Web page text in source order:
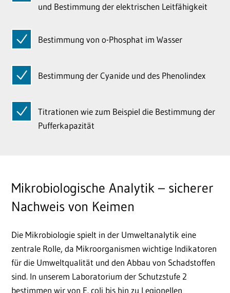
und Bestimmung der elektrischen Leitfähigkeit
Bestimmung von o-Phosphat im Wasser
Bestimmung der Cyanide und des Phenolindex
Titrationen wie zum Beispiel die Bestimmung der
Pufferkapazität
Mikrobiologische Analytik – sicherer
Nachweis von Keimen
Die Mikrobiologie spielt in der Umweltanalytik eine
zentrale Rolle, da Mikroorganismen wichtige Indikatoren
für die Umweltqualität und den Abbau von Schadstoffen
sind. In unserem Laboratorium der Schutzstufe 2
bestimmen wir von E. coli bis hin zu Legionellen